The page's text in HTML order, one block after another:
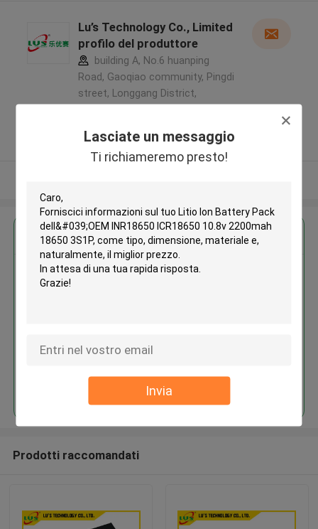
Lasciate un messaggio
Ti richiameremo presto!
Invia
Lu’s Technology Co., Limited
profilo del produttore
building A, No.6 huanping
Road, Gaoqiao community, Pingdi
street, Longgang District,
Fornitore verificato
Ottieni il miglior prezzo per
Litio Ion Battery Pack dell'OEM
Prodotti raccomandati